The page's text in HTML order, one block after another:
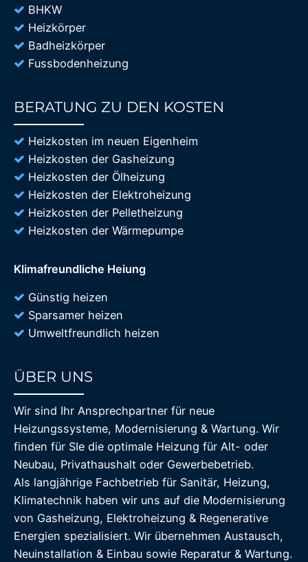
BHKW
Heizkörper
Badheizkörper
Fussbodenheizung
BERATUNG ZU DEN KOSTEN
Heizkosten im neuen Eigenheim
Heizkosten der Gasheizung
Heizkosten der Ölheizung
Heizkosten der Elektroheizung
Heizkosten der Pelletheizung
Heizkosten der Wärmepumpe
Klimafreundliche Heiung
Günstig heizen
Sparsamer heizen
Umweltfreundlich heizen
ÜBER UNS
Wir sind Ihr Ansprechpartner für neue
Heizungssysteme, Modernisierung & Wartung. Wir
finden für SIe die optimale Heizung für Alt- oder
Neubau, Privathaushalt oder Gewerbebetrieb.
Als langjährige Fachbetrieb für Sanitär, Heizung,
Klimatechnik haben wir uns auf die Modernisierung
von Gasheizung, Elektroheizung & Regenerative
Energien spezialisiert. Wir übernehmen Austausch,
Neuinstallation & Einbau sowie Reparatur & Wartung.